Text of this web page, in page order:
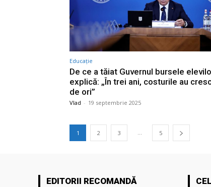
Educație
De ce a tăiat Guvernul bursele
explică: „În trei ani, costurile au
de ori”
Vlad - 19 septembrie 2025
1 2 3 ... 5
EDITORII RECOMANDĂ